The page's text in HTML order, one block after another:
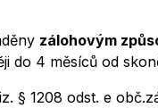
zálohovým
do 4 měsíců od
§ 1208 odst. e